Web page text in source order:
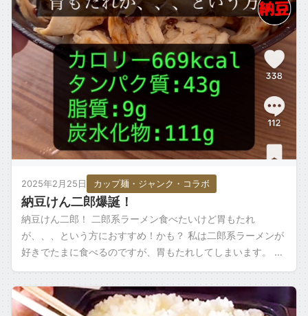
2025年2月25日 カップ麺・ジャンク・コラボ
納豆けん二郎爆誕！
納豆けん二郎！ 二郎系ラーメン食べたいけど胃もたれ
が、、、という方におすすめ！かも？ 私は二郎系ラーメンが
好きでたまに食べるのですが、胃もたれしてしまいます。 週